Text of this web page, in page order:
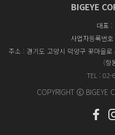
BIGEYE
대표 :
사업자등록번
주소 : 경기도 고양시 덕양구 꽃마을
(향
TEL : 02-
COPYRIGHT ⓒ BIGEYE